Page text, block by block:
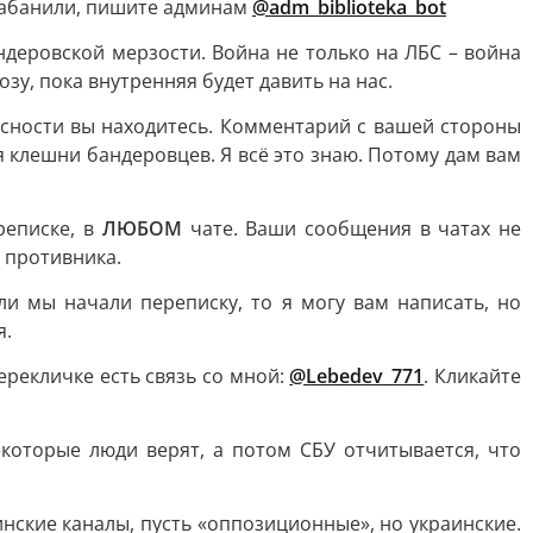
пишите админам @adm_biblioteka_bot
мерзости. Война не только на ЛБС – война
пока внутренняя будет давить на нас.
вы находитесь. Комментарий с вашей стороны
бандеровцев. Я всё это знаю. Потому дам вам
в ЛЮБОМ чате. Ваши сообщения в чатах не
мы начали переписку, то я могу вам написать, но
есть связь со мной:@Lebedev_771. Кликайте
люди верят, а потом СБУ отчитывается, что
каналы, пусть «оппозиционные», но украинские.